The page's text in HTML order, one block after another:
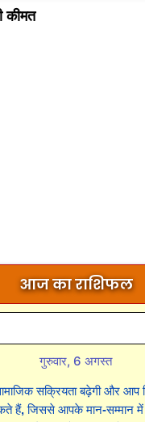
सिंधु नदी और भारत को लेकर
कीमत
आज का राशिफल
गुरुवार, 6 अगस्त
सक्रियता बढ़ेगी और आप
हैं, जिससे आपके मान-सम्मान में